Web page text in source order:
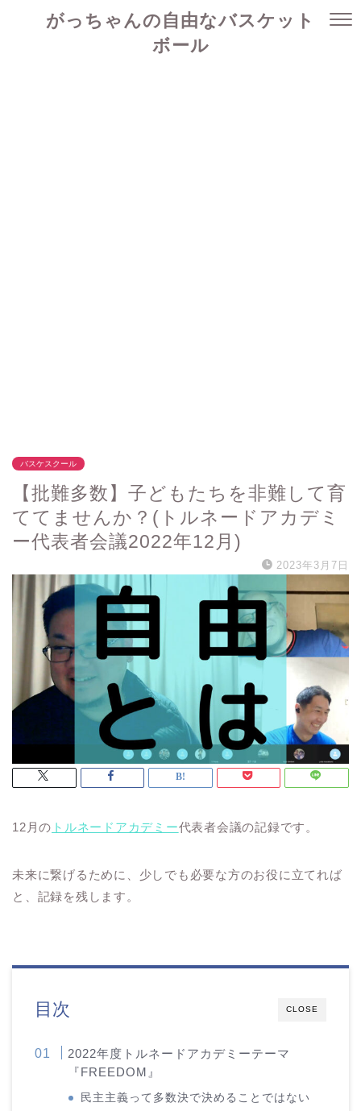
がっちゃんの自由なバスケット
ボール
バスケスクール
【批難多数】子どもたちを非難して育
ててませんか？(トルネードアカデミ
ー代表者会議2022年12月)
2023年3月7日
12月の トルネードアカデミー代表者会議の記録です。
未来に繋げるために、少しでも必要な方のお役に立てれば
と、記録を残します。
CLOSE
目次
2022年度トルネードアカデミーテーマ
『FREEDOM』
民主主義って多数決で決めることではない